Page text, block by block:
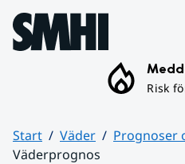
Hoppa till sidans innehåll
Risk
Start Väder
Prognoser
Väderprognos